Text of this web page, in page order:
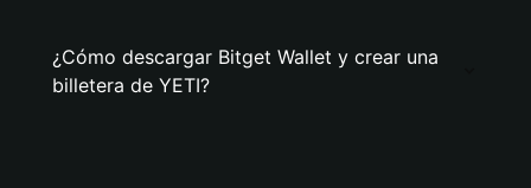
¿Cómo descargar Bitget Wallet y crear una
billetera de YETI?